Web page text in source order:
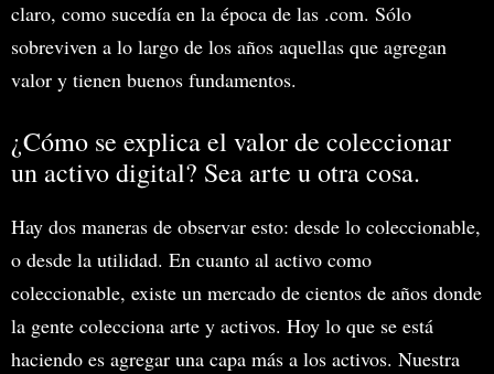
claro, como sucedía en la época de las .com. Sólo
sobreviven a lo largo de los años aquellas que agregan
valor y tienen buenos fundamentos.
¿Cómo se explica el valor de coleccionar
un activo digital? Sea arte u otra cosa.
Hay dos maneras de observar esto: desde lo coleccionable,
o desde la utilidad. En cuanto al activo como
coleccionable, existe un mercado de cientos de años donde
la gente colecciona arte y activos. Hoy lo que se está
haciendo es agregar una capa más a los activos. Nuestra